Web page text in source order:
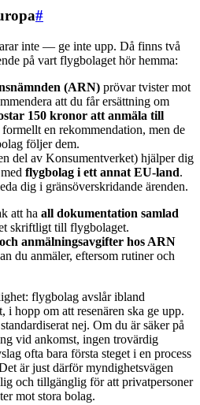
#
inte — ge inte upp. Då finns två
på vart flygbolaget hör hemma:
(ARN) prövar tvister mot
att du får ersättning om
150 kronor att anmäla till
en rekommendation, men de
följer dem.
del av Konsumentverket) hjälper dig
flygbolag i ett annat EU-land.
dig i gränsöverskridande ärenden.
att ha all dokumentation samlad
skriftligt till flygbolaget.
anmälningsavgifter hos ARN
du anmäler, eftersom rutiner och
flygbolag avslår ibland
i hopp om att resenären ska ge upp.
nej. Om du är säker på
vid ankomst, ingen trovärdig
ofta bara första steget i en process
är just därför myndighetsvägen
och tillgänglig för att privatpersoner
mot stora bolag.